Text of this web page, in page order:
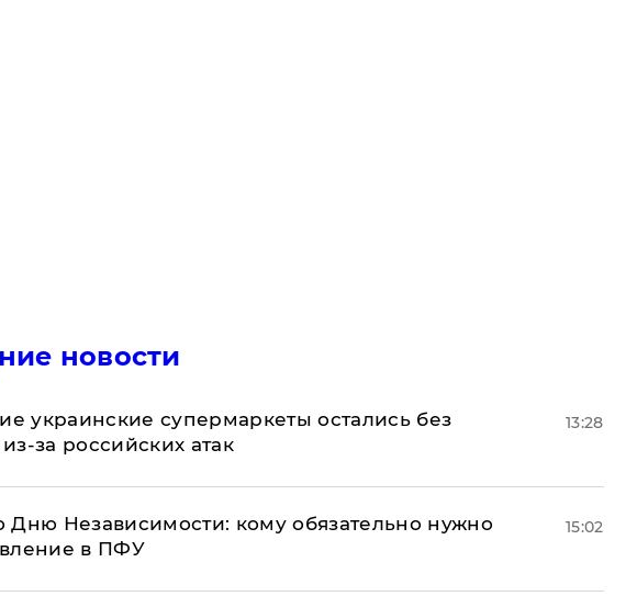
новости
украинские супермаркеты остались без
за российских атак
13:28
Дню Независимости: кому обязательно нужно
в ПФУ
15:02